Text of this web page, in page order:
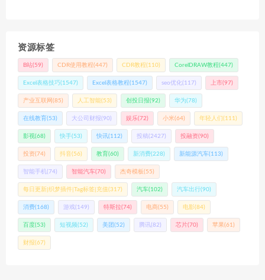
资源标签
B站(59) CDR使用教程(447) CDR教程(110) CorelDRAW教程(447)
Excel表格技巧(1547) Excel表格教程(1547) seo优化(117) 上市(97)
产业互联网 (85) 人工智能(53) 创投日报(92) 华为(78)
在线教育(53) 大公司财报(90) 娱乐(72) 小米(64) 年轻人们 (111)
影视(68) 快手(53) 快讯(112) 投稿 (2427) 投融资(90)
投资(74) 抖音(56) 教育(60) 新消费(228) 新能源汽车(113)
智能手机 (74) 智能汽车(70) 杰奇模板(55)
每日更新|织梦插件|Tag标签|充值(317) 汽车(102) 汽车出行(90)
消费(168) 游戏(149) 特斯拉(74) 电商(55) 电影(84)
百度(53) 短视频(52) 美团 (52) 腾讯(82) 芯片(70) 苹果(61)
财报(67)